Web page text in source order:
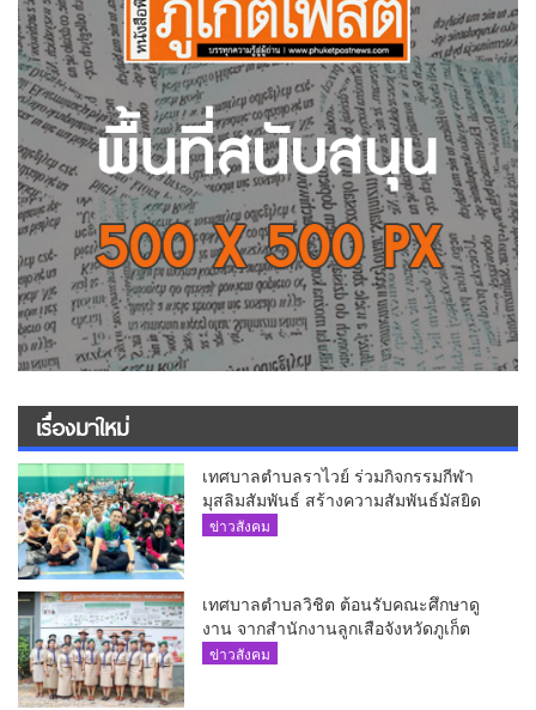
เรื่องมาใหม่
เทศบาลตำบลราไวย์ ร่วมกิจกรรมกีฬา
มุสลิมสัมพันธ์ สร้างความสัมพันธ์มัสยิด
ข่าวสังคม
เทศบาลตำบลวิชิต ต้อนรับคณะศึกษาดู
งาน จากสำนักงานลูกเสือจังหวัดภูเก็ต
ข่าวสังคม